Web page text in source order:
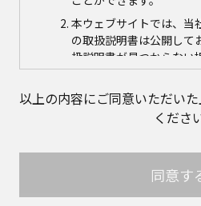
本ウェブサイトでは、当
の取扱説明書は公開して
扱説明書が見つからない
くの当社商品の取扱店、
に直接お問い合わせの上
うお願いいたします。た
止などの理由により、当
めご了承ください。
本ウェブサイトに公開さ
象商品が生産中止などの
以上の内容にご同意いただい
くださ
同意す